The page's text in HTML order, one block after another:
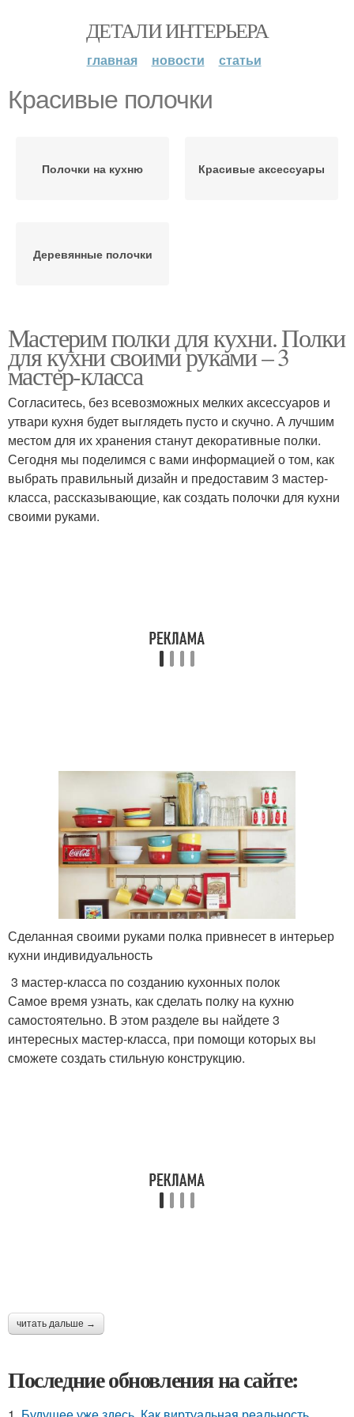
ДЕТАЛИ ИНТЕРЬЕРА
главная новости статьи
Красивые полочки
Полочки на кухню Красивые аксессуары
Деревянные полочки
Мастерим полки для кухни. Полки
для кухни своими руками – 3
мастер-класса
Согласитесь, без всевозможных мелких аксессуаров и
утвари кухня будет выглядеть пусто и скучно. А лучшим
местом для их хранения станут декоративные полки.
Сегодня мы поделимся с вами информацией о том, как
выбрать правильный дизайн и предоставим 3 мастер-
класса, рассказывающие, как создать полочки для кухни
своими руками.
Сделанная своими руками полка привнесет в интерьер
кухни индивидуальность
3 мастер-класса по созданию кухонных полок
Самое время узнать, как сделать полку на кухню
самостоятельно. В этом разделе вы найдете 3
интересных мастер-класса, при помощи которых вы
сможете создать стильную конструкцию.
читать дальше →
Последние обновления на сайте: